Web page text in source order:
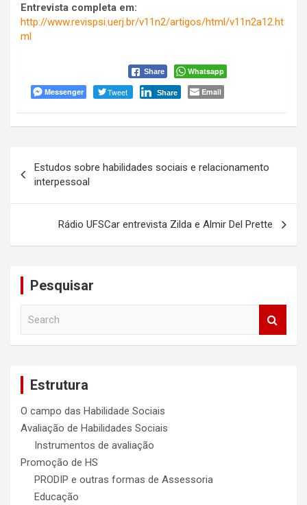
Entrevista completa em:
http://www.revispsi.uerj.br/v11n2/artigos/html/v11n2a12.ht
ml
Share
Whatsapp
Messenger
Tweet Share Email
de
Post
Estudos sobre habilidades sociais e relacionamento
interpessoal
Rádio UFSCar entrevista Zilda e Almir Del Prette
Pesquisar
Estrutura
O campo das Habilidade Sociais
Avaliação de Habilidades Sociais
Instrumentos de avaliação
Promoção de HS
PRODIP e outras formas de Assessoria
Educação